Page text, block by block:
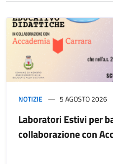
NOTIZIE 5 AGOSTO 2026
Laboratori Estivi per
collaborazione con